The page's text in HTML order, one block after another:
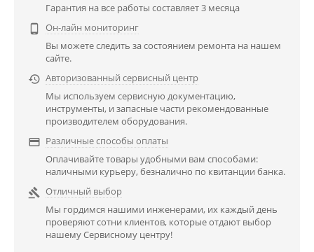
Гарантия на все работы составляет 3 месяца

Он-лайн мониторинг
Вы можете следить за состоянием ремонта на нашем
сайте.
 Авторизованный сервисный центр
Мы используем сервисную документацию,
инструменты, и запасные части рекомендованные
производителем оборудования.
 Различные способы оплаты
Оплачивайте товары удобными вам способами:
наличными курьеру, безналично по квитанции банка.
 Отличный выбор
Мы гордимся нашими инженерами, их каждый день
проверяют сотни клиентов, которые отдают выбор
нашему Сервисному центру!